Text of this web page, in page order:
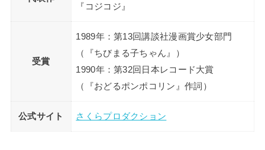
『コジコジ』
受賞
1989年：第13回講談社漫画賞少女部門
（『ちびまる子ちゃん』）
1990年：第32回日本レコード大賞
（『おどるポンポコリン』作詞）
公式サイト さくらプロダクション